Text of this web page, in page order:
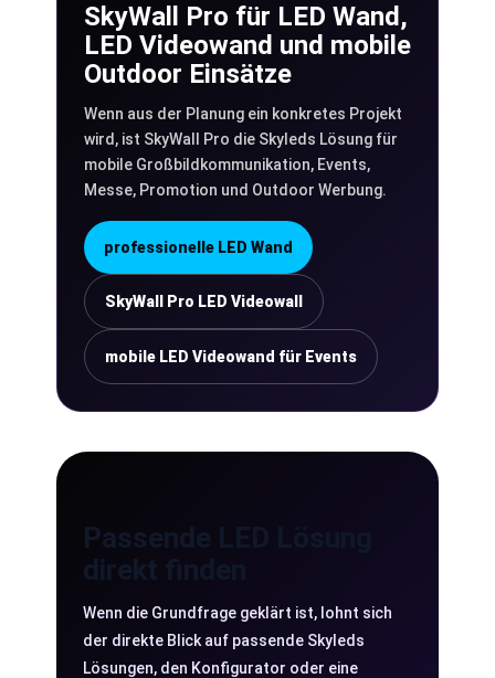
SkyWall Pro für LED Wand,
LED Videowand und mobile
Outdoor Einsätze
Wenn aus der Planung ein konkretes Projekt
wird, ist SkyWall Pro die Skyleds Lösung für
mobile Großbildkommunikation, Events,
Messe, Promotion und Outdoor Werbung.
professionelle LED Wand
SkyWall Pro LED Videowall
mobile LED Videowand für Events
Passende LED Lösung
direkt finden
Wenn die Grundfrage geklärt ist, lohnt sich
der direkte Blick auf passende Skyleds
Lösungen, den Konfigurator oder eine